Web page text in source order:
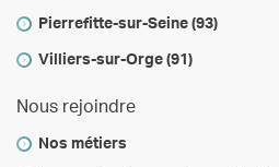
Pierrefitte-sur-Seine (93)
Villiers-sur-Orge (91)
Nous rejoindre
Nos métiers